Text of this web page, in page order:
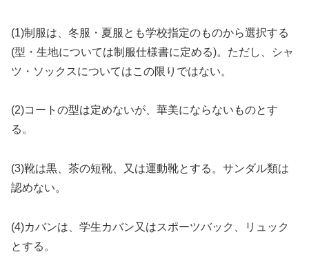
(1)制服は、冬服・夏服とも学校指定のものから選択する
(型・生地については制服仕様書に定める)。ただし、シャ
ツ・ソックスについてはこの限りではない。
(2)コートの型は定めないが、華美にならないものとす
る。
(3)靴は黒、茶の短靴、又は運動靴とする。サンダル類は
認めない。
(4)カバンは、学生カバン又はスポーツバック、リュック
とする。